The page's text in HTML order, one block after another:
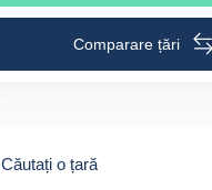
Comparare țări
Căutați o țară